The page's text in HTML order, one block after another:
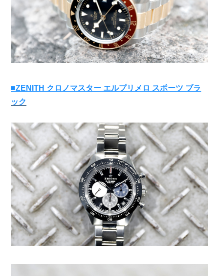
■ZENITH クロノマスター エルプリメロ スポーツ ブラ
ック